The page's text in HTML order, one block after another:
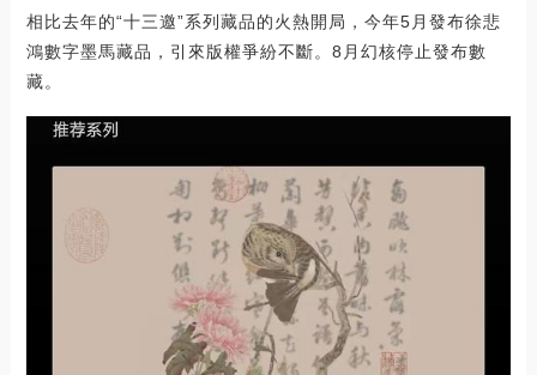
相比去年的“十三邀”系列藏品的火熱開局，今年5月發布徐悲
鴻數字墨馬藏品，引來版權爭紛不斷。8月幻核停止發布數
藏。